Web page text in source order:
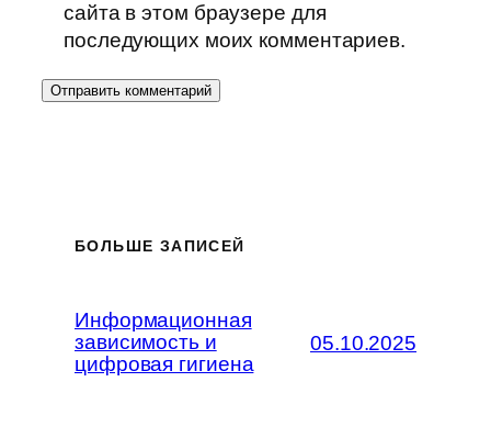
сайта в этом браузере для
последующих моих комментариев.
БОЛЬШЕ ЗАПИСЕЙ
Информационная
зависимость и
цифровая гигиена
05.10.2025